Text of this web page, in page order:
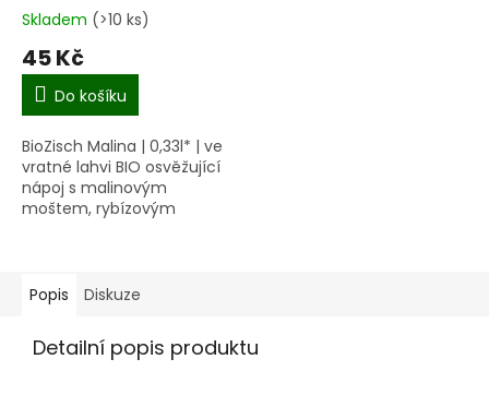
Skladem (>10 ks)
45 Kč
Do košíku
BioZisch Malina | 0,33l* | ve
vratné lahvi BIO osvěžující
nápoj s malinovým
moštem, rybízovým
výraznou...
Popis Diskuze
Detailní popis produktu